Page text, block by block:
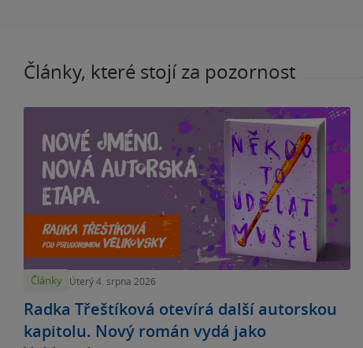
Články, které stojí za pozornost
Články Úterý 4. srpna 2026
Radka Třeštíková otevírá další autorskou
kapitolu. Nový román vydá jako